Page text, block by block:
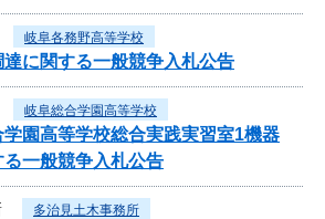
岐阜各務野高等学校
に関する一般競争入札公告
岐阜総合学園高等学校
園高等学校総合実践実習室1機器
一般競争入札公告
多治見土木事務所